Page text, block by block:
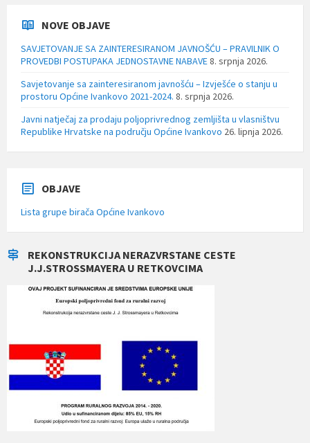
NOVE OBJAVE
SAVJETOVANJE SA ZAINTERESIRANOM JAVNOŠĆU – PRAVILNIK O
PROVEDBI POSTUPAKA JEDNOSTAVNE NABAVE8. srpnja 2026.
Savjetovanje sa zainteresiranom javnošću – Izvješće o stanju u
prostoru Općine Ivankovo 2021-2024. 8. srpnja 2026.
Javni natječaj za prodaju poljoprivrednog zemljišta u vlasništvu
Republike Hrvatske na području Općine Ivankovo 26. lipnja 2026.
OBJAVE
Lista grupe birača Općine Ivankovo
REKONSTRUKCIJA NERAZVRSTANE CESTE
J.J.STROSSMAYERA U RETKOVCIMA